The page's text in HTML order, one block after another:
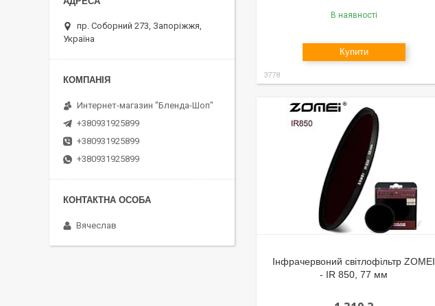
В наявності
Купити
3778
Інфрачервоний світлофільтр ZOMEI
- IR 850, 77 мм
пр. Соборний 273, Запоріжжя,
Україна
Интернет-магазин "Бленда-Шоп"
+380931925899
+380931925899
+380931925899
Вячеслав